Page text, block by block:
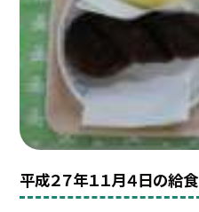
平成２７年１１月４日の給食